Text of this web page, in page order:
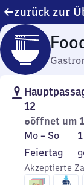
zurück zur
12
öffnet um
Montag
bis
Sonntag
Mo – So
Feiertag
Feiertag
Akzeptierte